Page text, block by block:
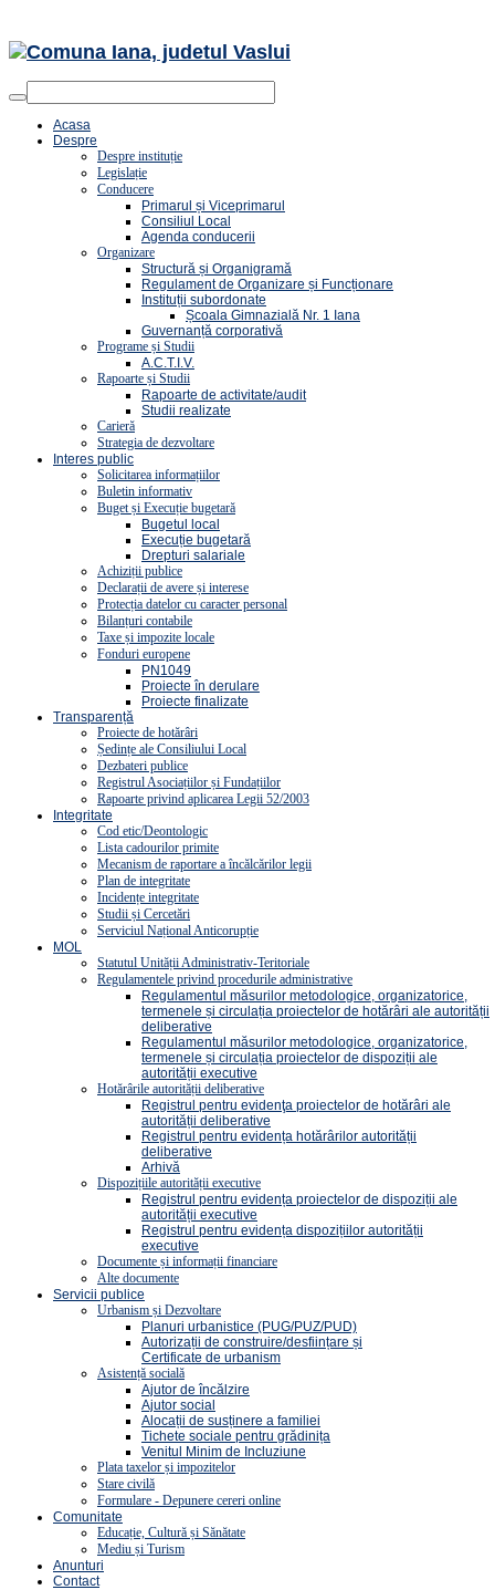
Acasa
Despre
Despre instituție
Legislație
Conducere
Primarul și Viceprimarul
Consiliul Local
Agenda conducerii
Organizare
Structură și Organigramă
Regulament de Organizare și Funcționare
Instituții subordonate
Școala Gimnazială Nr. 1 Iana
Guvernanță corporativă
Programe și Studii
A.C.T.I.V.
Rapoarte și Studii
Rapoarte de activitate/audit
Studii realizate
Carieră
Strategia de dezvoltare
Interes public
Solicitarea informațiilor
Buletin informativ
Buget și Execuție bugetară
Bugetul local
Execuție bugetară
Drepturi salariale
Achiziții publice
Declarații de avere și interese
Protecția datelor cu caracter personal
Bilanțuri contabile
Taxe și impozite locale
Fonduri europene
PN1049
Proiecte în derulare
Proiecte finalizate
Transparență
Proiecte de hotărâri
Ședințe ale Consiliului Local
Dezbateri publice
Registrul Asociațiilor și Fundațiilor
Rapoarte privind aplicarea Legii 52/2003
Integritate
Cod etic/Deontologic
Lista cadourilor primite
Mecanism de raportare a încălcărilor legii
Plan de integritate
Incidențe integritate
Studii și Cercetări
Serviciul Național Anticorupție
MOL
Statutul Unității Administrativ-Teritoriale
Regulamentele privind procedurile administrative
Regulamentul măsurilor metodologice, organizatorice,
termenele și circulația proiectelor de hotărâri ale autorității
deliberative
Regulamentul măsurilor metodologice, organizatorice,
termenele și circulația proiectelor de dispoziții ale
autorității executive
Hotărârile autorității deliberative
Registrul pentru evidenţa proiectelor de hotărâri ale
autorității deliberative
Registrul pentru evidența hotărârilor autorității
deliberative
Arhivă
Dispozițiile autorității executive
Registrul pentru evidența proiectelor de dispoziții ale
autorității executive
Registrul pentru evidența dispozițiilor autorității
executive
Documente și informații financiare
Alte documente
Servicii publice
Urbanism și Dezvoltare
Planuri urbanistice (PUG/PUZ/PUD)
Autorizații de construire/desființare și
Certificate de urbanism
Asistență socială
Ajutor de încălzire
Ajutor social
Alocații de susținere a familiei
Tichete sociale pentru grădinița
Venitul Minim de Incluziune
Plata taxelor și impozitelor
Stare civilă
Formulare - Depunere cereri online
Comunitate
Educație, Cultură și Sănătate
Mediu și Turism
Anunturi
Contact